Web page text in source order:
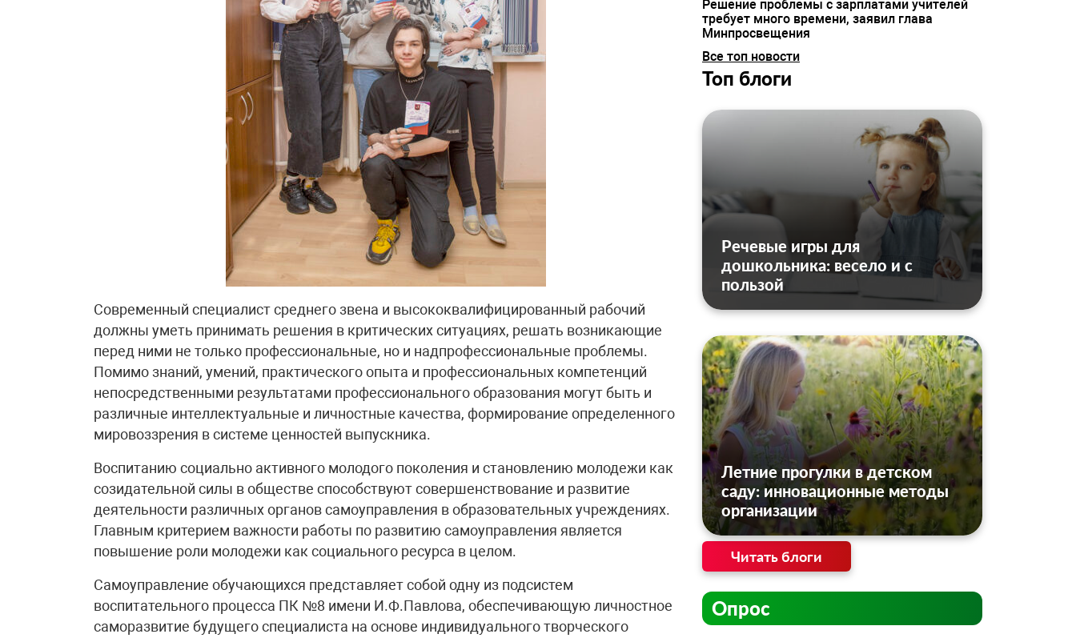
Современный специалист среднего звена и высококвалифицированный рабочий
должны уметь принимать решения в критических ситуациях, решать возникающие
перед ними не только профессиональные, но и надпрофессиональные проблемы.
Помимо знаний, умений, практического опыта и профессиональных компетенций
непосредственными результатами профессионального образования могут быть и
различные интеллектуальные и личностные качества, формирование определенного
мировоззрения в системе ценностей выпускника.
Воспитанию социально активного молодого поколения и становлению молодежи как
созидательной силы в обществе способствуют совершенствование и развитие
деятельности различных органов самоуправления в образовательных учреждениях.
Главным критерием важности работы по развитию самоуправления является
повышение роли молодежи как социального ресурса в целом.
Самоуправление обучающихся представляет собой одну из подсистем
воспитательного процесса ПК №8 имени И.Ф.Павлова, обеспечивающую личностное
саморазвитие будущего специалиста на основе индивидуального творческого
Решение проблемы с зарплатами учителей
требует много времени, заявил глава
Минпросвещения
Все топ новости
Топ блоги
Речевые игры для
дошкольника: весело и с
пользой
Летние прогулки в детском
саду: инновационные методы
организации
Читать блоги
Опрос